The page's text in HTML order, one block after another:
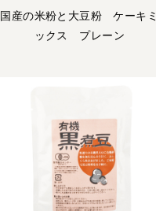
国産の米粉と大豆粉 ケーキミ
ックス プレーン